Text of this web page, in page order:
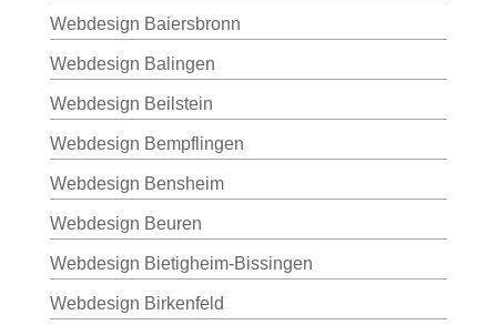
Webdesign Baiersbronn
Webdesign Balingen
Webdesign Beilstein
Webdesign Bempflingen
Webdesign Bensheim
Webdesign Beuren
Webdesign Bietigheim-Bissingen
Webdesign Birkenfeld